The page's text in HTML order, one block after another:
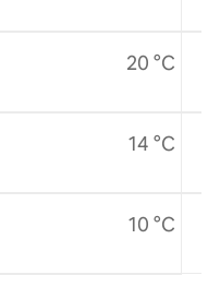
20 °C
14 °C
10 °C